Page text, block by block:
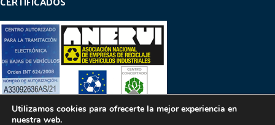
Utilizamos cookies para ofrecerte la mejor experiencia en
nuestra web.